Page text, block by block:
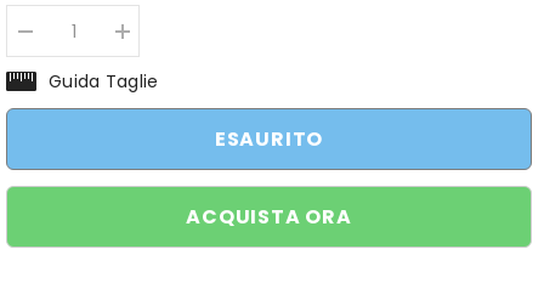
Diminuisci
quantità
per
Maglia
Rugby
Dragons
Training
Aumenta
quantità
per
Maglia
Rugby
Dragons
Training
Guida Taglie
ESAURITO
ACQUISTA ORA